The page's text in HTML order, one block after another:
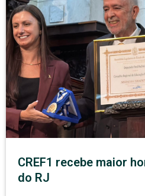
CREF1 recebe maior
do RJ